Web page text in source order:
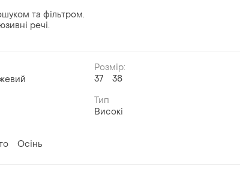
та фільтром.
речі.
Розмір:
37
38
Тип
Високі
Осінь